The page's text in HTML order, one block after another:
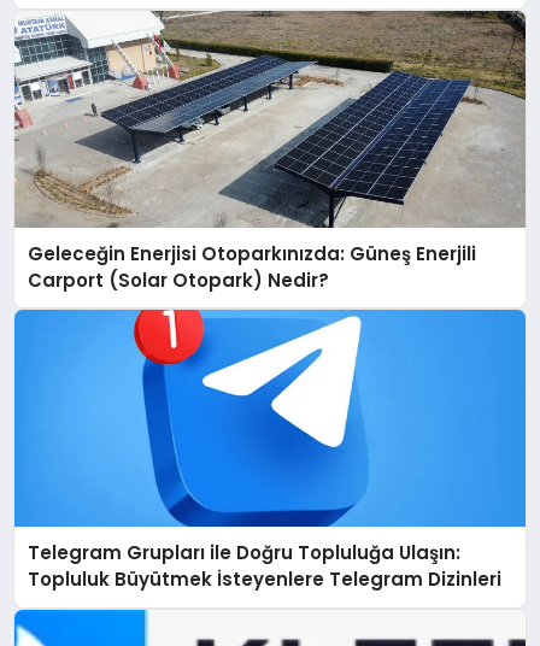
Geleceğin Enerjisi Otoparkınızda: Güneş Enerjili
Carport (Solar Otopark) Nedir?
Telegram Grupları ile Doğru Topluluğa Ulaşın:
Topluluk Büyütmek İsteyenlere Telegram Dizinleri